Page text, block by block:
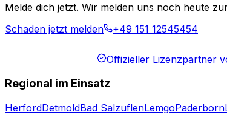
Melde dich jetzt. Wir melden uns noch heute
Schaden jetzt melden
+49 151 12545454
Offizieller Lizenzpartner
Regional im Einsatz
HerfordDetmoldBad SalzuflenLemgoPaderborn